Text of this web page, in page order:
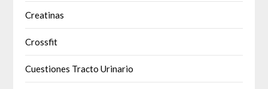
Creatinas
Crossfit
Cuestiones Tracto Urinario